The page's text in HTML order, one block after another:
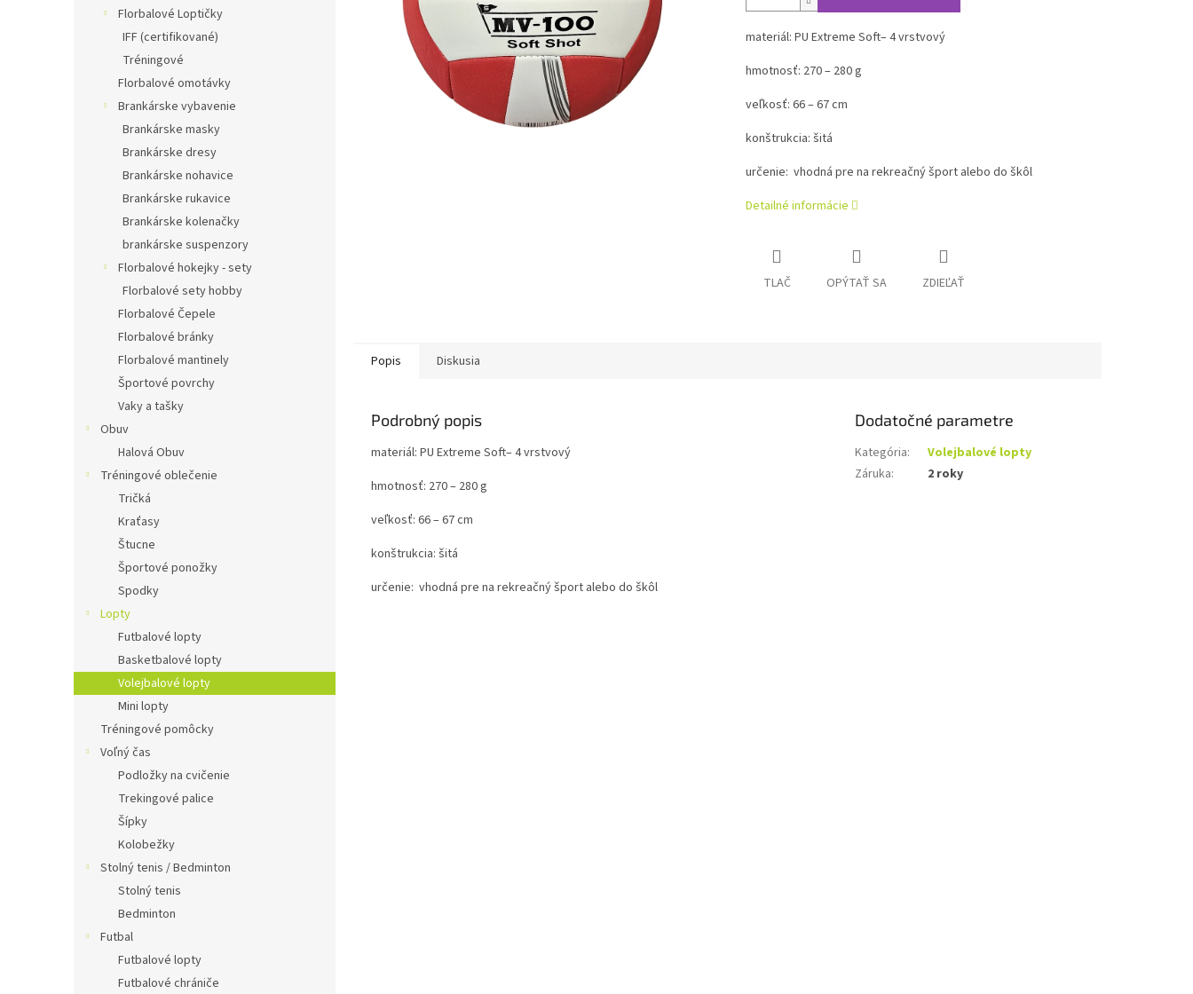
Florbalové Loptičky
IFF (certifikované)
Tréningové
Florbalové omotávky
Brankárske vybavenie
Brankárske masky
Brankárske dresy
Brankárske nohavice
Brankárske rukavice
Brankárske kolenačky
brankárske suspenzory
Florbalové hokejky - sety
Florbalové sety hobby
Florbalové Čepele
Florbalové bránky
Florbalové mantinely
Športové povrchy
Vaky a tašky
Obuv
Halová Obuv
Tréningové oblečenie
Tričká
Kraťasy
Štucne
Športové ponožky
Spodky
Lopty
Futbalové lopty
Basketbalové lopty
Volejbalové lopty
Mini lopty
Tréningové pomôcky
Voľný čas
Podložky na cvičenie
Trekingové palice
Šípky
Kolobežky
Stolný tenis / Bedminton
Stolný tenis
Bedminton
Futbal
Futbalové lopty
Futbalové chrániče
materiál: PU Extreme Soft– 4 vrstvový
hmotnosť: 270 – 280 g
veľkosť: 66 – 67 cm
konštrukcia: šitá
určenie: vhodná pre na rekreačný šport alebo do škôl
Detailné informácie
TLAČ OPÝTAŤ SA ZDIEĽAŤ
Popis Diskusia
Podrobný popis
materiál: PU Extreme Soft– 4 vrstvový
hmotnosť: 270 – 280 g
veľkosť: 66 – 67 cm
konštrukcia: šitá
určenie: vhodná pre na rekreačný šport alebo do škôl
Dodatočné parametre
Kategória:
Volejbalové lopty
Záruka: 2 roky